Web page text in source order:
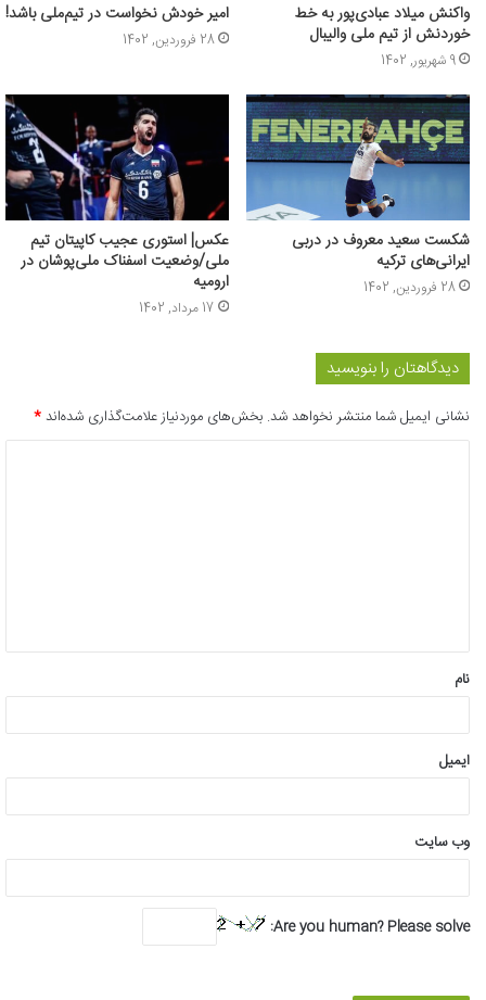
واکنش میلاد عبادی‌پور به خط
خوردنش از تیم ملی والیبال
9 شهریور, 1402
امیر خودش نخواست در تیم‌ملی باشد!
28 فروردین, 1402
شکست سعید معروف در دربی
ایرانی‌های ترکیه
28 فروردین, 1402
عکس‌| استوری عجیب کاپیتان تیم
ملی/وضعیت اسفناک ملی‌پوشان در
ارومیه
17 مرداد, 1402
دیدگاهتان را بنویسید
نشانی ایمیل شما منتشر نخواهد شد. بخش‌های موردنیاز علامت‌گذاری شده‌اند*
*
نام
ایمیل
وب‌ سایت
Are you human? Please solve: